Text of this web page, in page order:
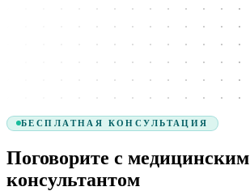
БЕСПЛАТНАЯ КОНСУЛЬТАЦИЯ
Поговорите с медицинским
консультантом